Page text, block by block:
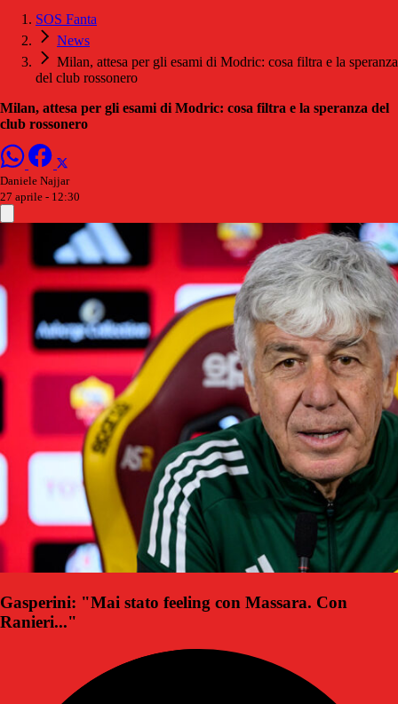
SOS Fanta
News
Milan, attesa per gli esami di Modric: cosa filtra e la speranza
del club rossonero
Milan, attesa per gli esami di Modric: cosa filtra e la speranza del
club rossonero
Daniele Najjar
27 aprile - 12:30
Gasperini: "Mai stato feeling con Massara. Con
Ranieri..."